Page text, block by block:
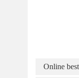
Online